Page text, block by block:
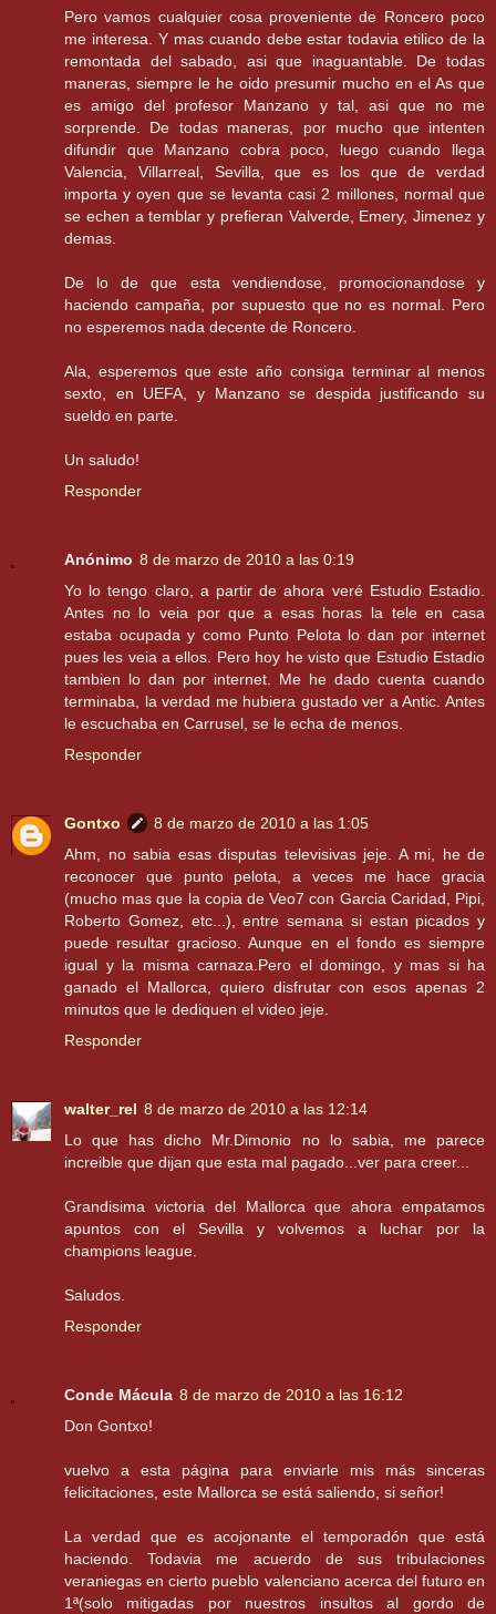
Pero vamos cualquier cosa proveniente de Roncero poco
me interesa. Y mas cuando debe estar todavia etilico de la
remontada del sabado, asi que inaguantable. De todas
maneras, siempre le he oido presumir mucho en el As que
es amigo del profesor Manzano y tal, asi que no me
sorprende. De todas maneras, por mucho que intenten
difundir que Manzano cobra poco, luego cuando llega
Valencia, Villarreal, Sevilla, que es los que de verdad
importa y oyen que se levanta casi 2 millones, normal que
se echen a temblar y prefieran Valverde, Emery, Jimenez y
demas.
De lo de que esta vendiendose, promocionandose y
haciendo campaña, por supuesto que no es normal. Pero
no esperemos nada decente de Roncero.
Ala, esperemos que este año consiga terminar al menos
sexto, en UEFA, y Manzano se despida justificando su
sueldo en parte.
Un saludo!
Responder
Anónimo 8 de marzo de 2010 a las 0:19
Yo lo tengo claro, a partir de ahora veré Estudio Estadio.
Antes no lo veia por que a esas horas la tele en casa
estaba ocupada y como Punto Pelota lo dan por internet
pues les veia a ellos. Pero hoy he visto que Estudio Estadio
tambien lo dan por internet. Me he dado cuenta cuando
terminaba, la verdad me hubiera gustado ver a Antic. Antes
le escuchaba en Carrusel, se le echa de menos.
Responder
Gontxo
8 de marzo de 2010 a las 1:05
Ahm, no sabia esas disputas televisivas jeje. A mi, he de
reconocer que punto pelota, a veces me hace gracia
(mucho mas que la copia de Veo7 con Garcia Caridad, Pipi,
Roberto Gomez, etc...), entre semana si estan picados y
puede resultar gracioso. Aunque en el fondo es siempre
igual y la misma carnaza.Pero el domingo, y mas si ha
ganado el Mallorca, quiero disfrutar con esos apenas 2
minutos que le dediquen el video jeje.
Responder
walter_rel 8 de marzo de 2010 a las 12:14
Lo que has dicho Mr.Dimonio no lo sabia, me parece
increible que dijan que esta mal pagado...ver para creer...
Grandisima victoria del Mallorca que ahora empatamos
apuntos con el Sevilla y volvemos a luchar por la
champions league.
Saludos.
Responder
Conde Mácula 8 de marzo de 2010 a las 16:12
Don Gontxo!
vuelvo a esta página para enviarle mis más sinceras
felicitaciones, este Mallorca se está saliendo, si señor!
La verdad que es acojonante el temporadón que está
haciendo. Todavia me acuerdo de sus tribulaciones
veraniegas en cierto pueblo valenciano acerca del futuro en
1ª(solo mitigadas por nuestros insultos al gordo de